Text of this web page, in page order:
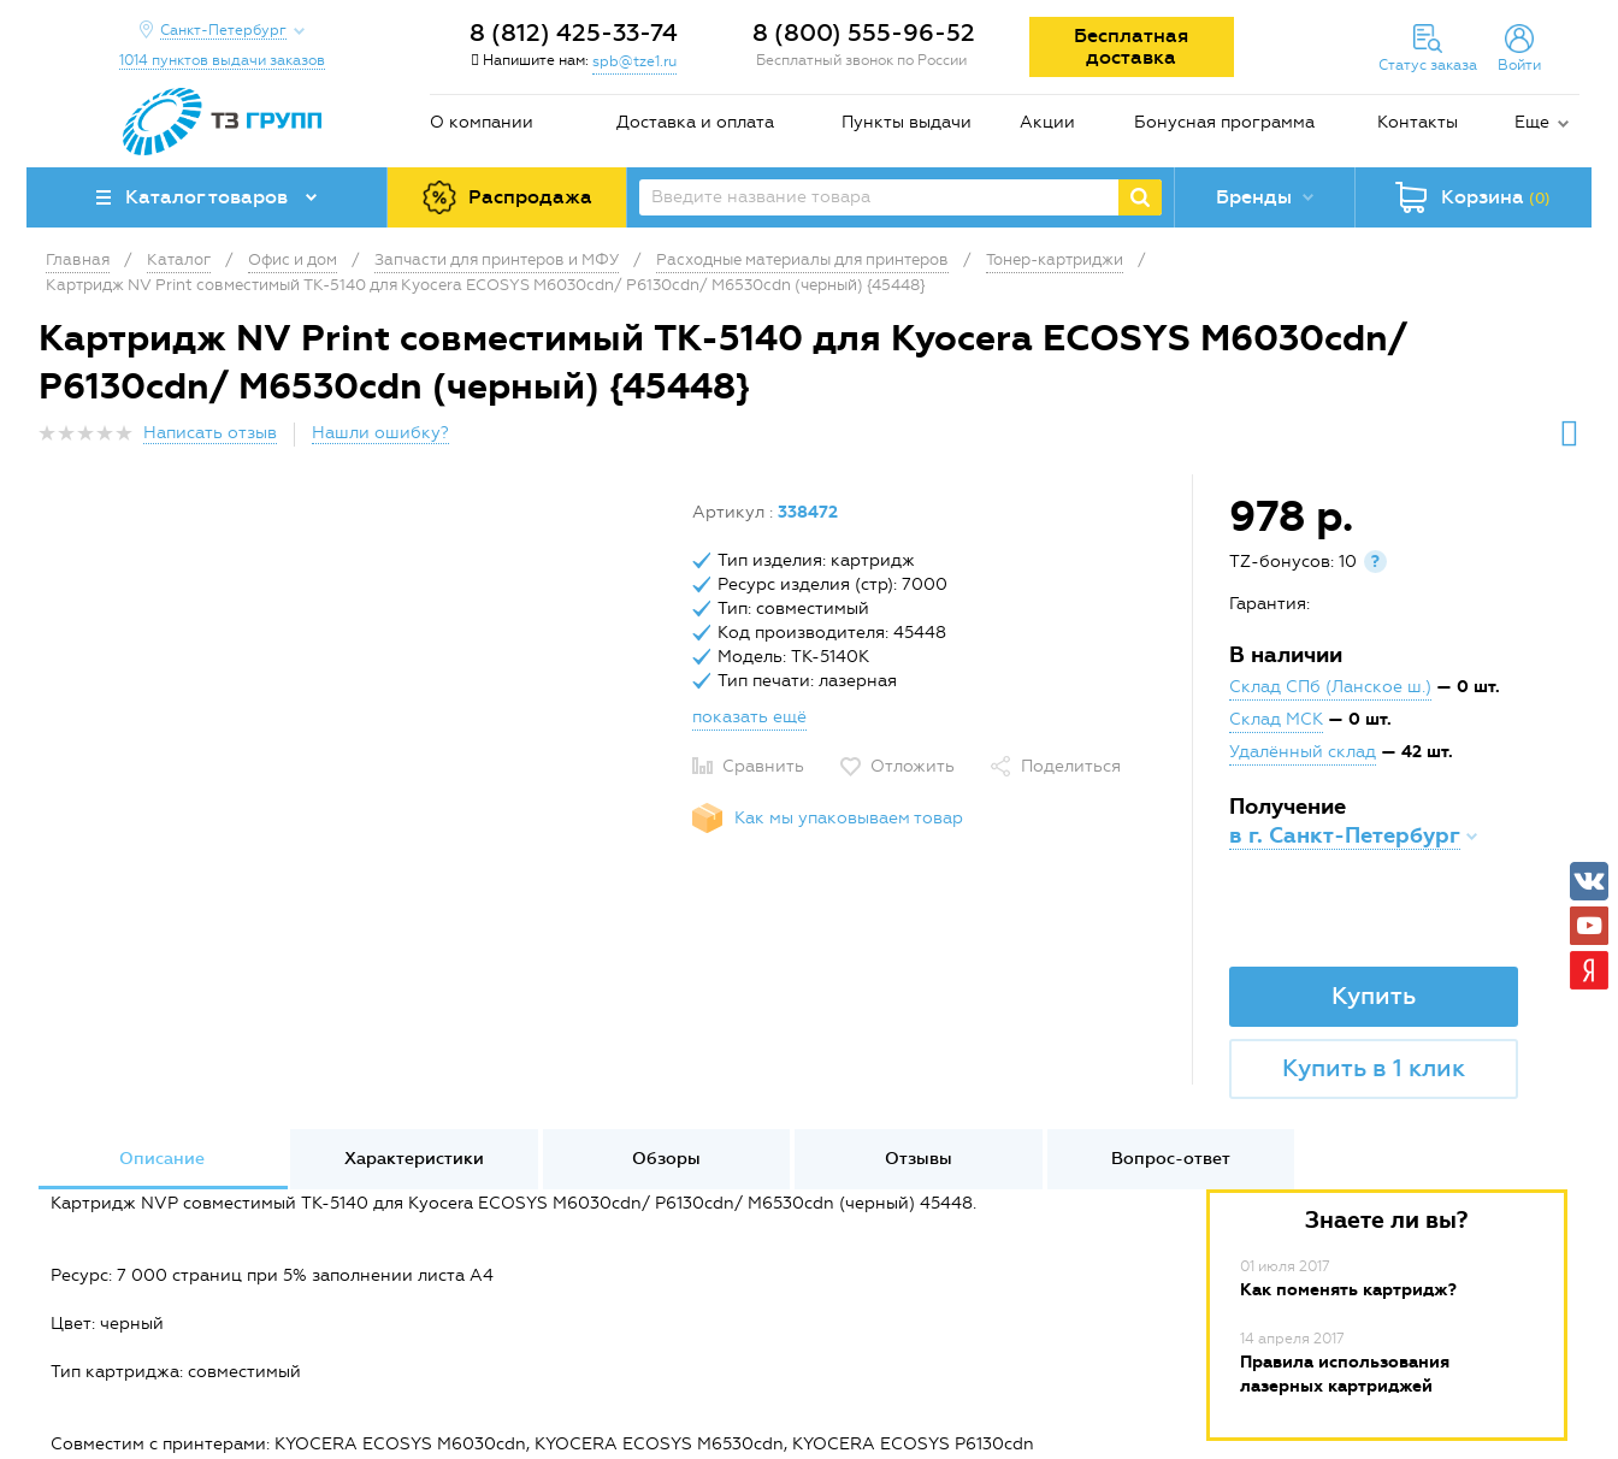
Санкт-Петербург
1014 пунктов выдачи заказов
8 (812) 425-33-74
Напишите нам: spb@tze1.ru
8 (800) 555-96-52
Бесплатный звонок по России
Бесплатная
доставка
Статус заказа Войти
О компании Доставка и оплата Пункты выдачи Акции Бонусная программа Контакты Еще
Каталог товаров Распродажа Бренды Корзина (0)
Главная / Каталог / Офис и дом / Запчасти для принтеров и МФУ / Расходные материалы для принтеров / Тонер-картриджи
/
Картридж NV Print совместимый TK-5140 для Kyocera ECOSYS M6030cdn/ P6130cdn/ M6530cdn (черный) {45448}
Картридж NV Print совместимый TK-5140 для Kyocera ECOSYS M6030cdn/
P6130cdn/ M6530cdn (черный) {45448}
Написать отзыв Нашли ошибку?
Артикул : 338472
Тип изделия: картридж
Ресурс изделия (стр): 7000
Тип: совместимый
Код производителя: 45448
Модель: TK-5140K
Тип печати: лазерная
показать ещё
Сравнить Отложить Поделиться
Как мы упаковываем товар
978 р.
TZ-бонусов: 10 ?
Гарантия:
В наличии
Склад СПб (Ланское ш.) — 0 шт.
Склад МСК — 0 шт.
Удалённый склад — 42 шт.
Получение
в г. Санкт-Петербург
Купить
Купить в 1 клик
Описание Характеристики Обзоры Отзывы Вопрос-ответ
Картридж NVP совместимый TK-5140 для Kyocera ECOSYS M6030cdn/ P6130cdn/ M6530cdn (черный) 45448.
Ресурс: 7 000 страниц при 5% заполнении листа А4
Цвет: черный
Тип картриджа: совместимый
Совместим c принтерами: KYOCERA ECOSYS M6030cdn, KYOCERA ECOSYS M6530cdn, KYOCERA ECOSYS P6130cdn
Знаете ли вы?
01 июля 2017
Как поменять картридж?
14 апреля 2017
Правила использования
лазерных картриджей